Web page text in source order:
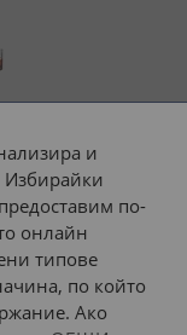
и
Избирайки
по-
онлайн
типове
по който
Ако